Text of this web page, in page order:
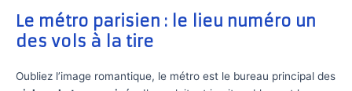
Le métro parisien : le lieu numéro un
des vols à la tire
Oubliez l’image romantique, le métro est le bureau principal des